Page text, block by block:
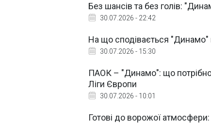
Без шансів та без голів:
30.07.2026 - 22:42
На що сподівається "Динамо"
30.07.2026 - 15:30
ПАОК – "Динамо": що
Ліги Європи
30.07.2026 - 10:01
Готові до ворожої